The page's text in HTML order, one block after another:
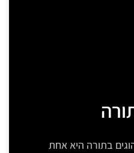
בתורה היא אחת